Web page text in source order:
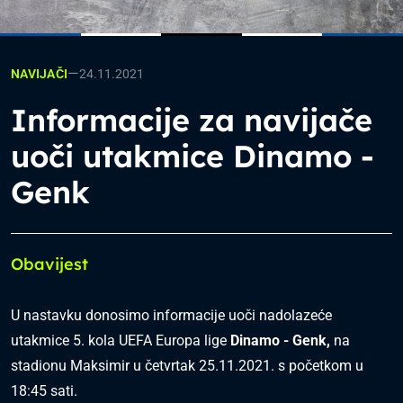
NAVIJAČI—24.11.2021
Informacije za navijače
uoči utakmice Dinamo -
Genk
Obavijest
U nastavku donosimo informacije uoči nadolazeće
utakmice 5. kola UEFA Europa lige Dinamo - Genk, na
stadionu Maksimir u četvrtak 25.11.2021. s početkom u
18:45 sati.